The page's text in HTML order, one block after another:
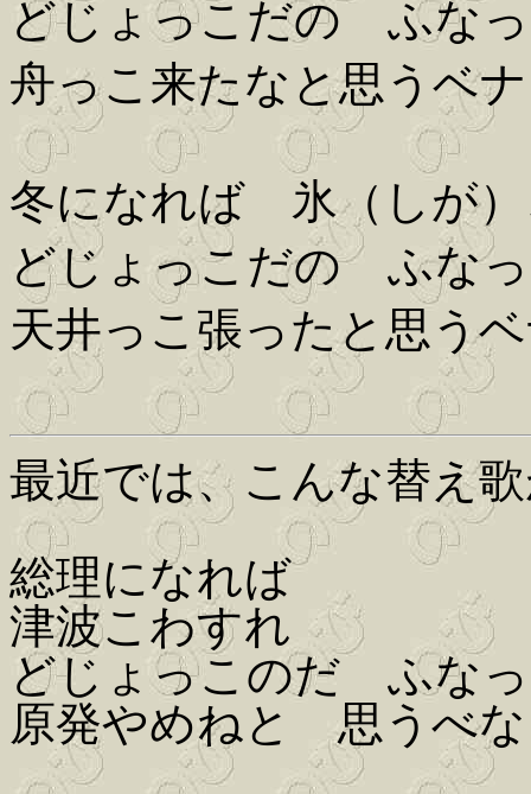
どじょっこだの ふな
舟っこ来たなと思うベナ
冬になれば 氷（しが）
どじょっこだの ふな
天井っこ張ったと思う
最近では、こんな替え
総理になれば
津波こわすれ
どじょっこのだ ふな
原発やめねと 思うべな